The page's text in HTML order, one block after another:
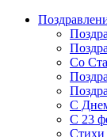
Со
С
C 23
Стихи